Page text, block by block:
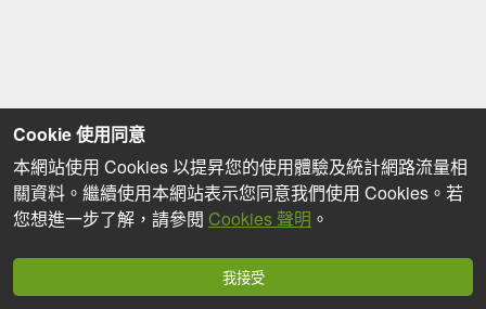
Cookie 使用同意
本網站使用 Cookies 以提昇您的使用體驗及統計網路流量相
關資料。繼續使用本網站表示您同意我們使用 Cookies。若
您想進一步了解，請參閱 Cookies 聲明 。
我接受